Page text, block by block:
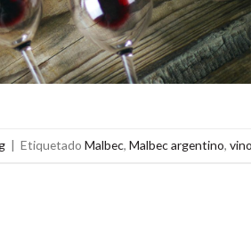
| Etiquetado Malbec, Malbec argentino,